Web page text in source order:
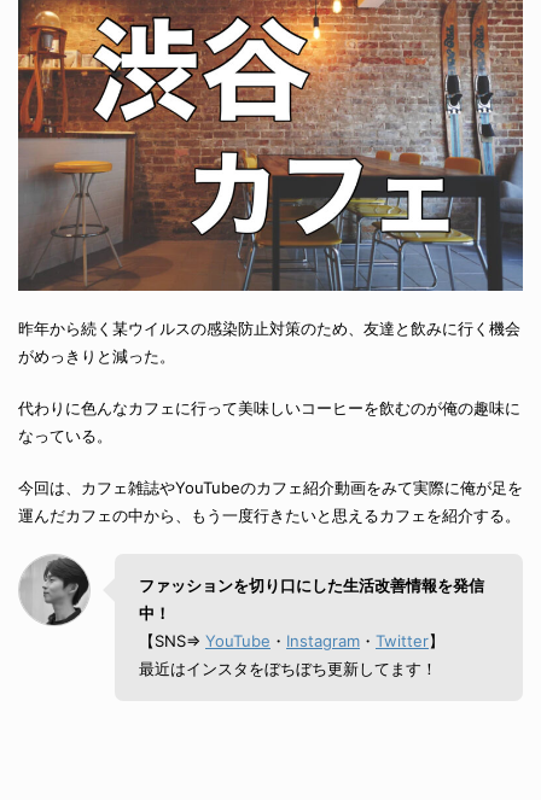
昨年から続く某ウイルスの感染防止対策のため、友達と飲みに行く機会
がめっきりと減った。
代わりに色んなカフェに行って美味しいコーヒーを飲むのが俺の趣味に
なっている。
今回は、カフェ雑誌やYouTubeのカフェ紹介動画をみて実際に俺が足を
運んだカフェの中から、もう一度行きたいと思えるカフェを紹介する。
ファッションを切り口にした生活改善情報を発信
中！
【SNS⇒ YouTube ・ Instagram ・ Twitter】
最近はインスタをぼちぼち更新してます！